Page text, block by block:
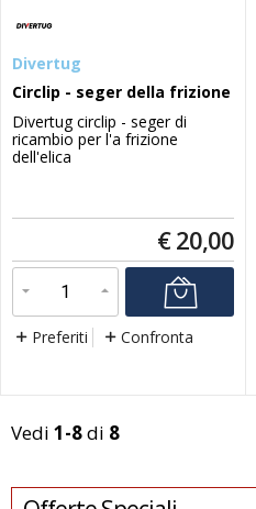
Divertug
Circlip - seger della frizione
Divertug circlip - seger di
ricambio per l'a frizione
dell'elica
€ 20,00
Preferiti Confronta
Vedi 1-8di 8